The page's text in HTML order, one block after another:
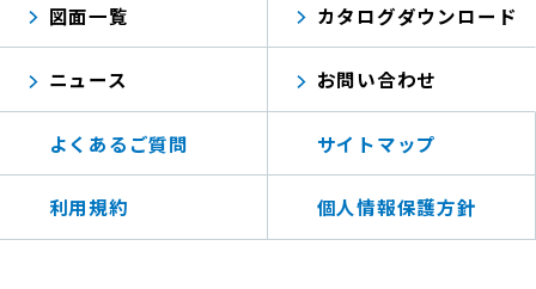
図面一覧 カタログダウンロード
ニュース お問い合わせ
よくあるご質問 サイトマップ
利用規約 個人情報保護方針